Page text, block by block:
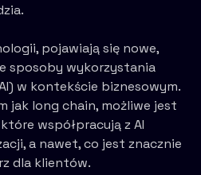
pojawiają się nowe,
sposoby wykorzystania
w kontekście biznesowym.
jak long chain, możliwe jest
współpracują z AI
a nawet, co jest znacznie
dla klientów.